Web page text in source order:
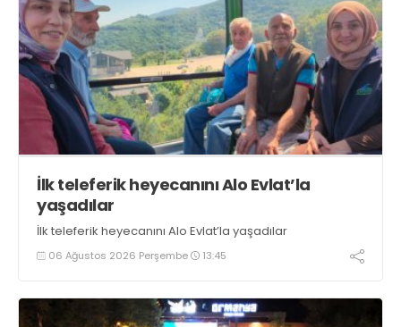
İlk teleferik heyecanını Alo Evlat’la
yaşadılar
İlk teleferik heyecanını Alo Evlat’la yaşadılar
06 Ağustos 2026 Perşembe 13:45